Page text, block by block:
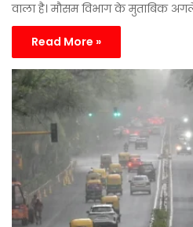
वाला है। मौसम विभाग के मुताबिक
Read More »